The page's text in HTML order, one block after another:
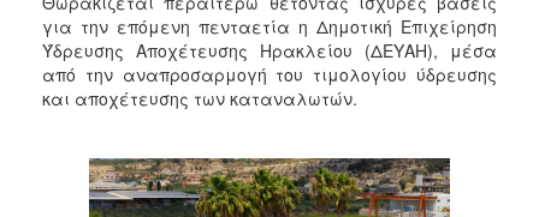
για την επόμενη πενταετία η Δημοτική Επιχείρηση
Ύδρευσης Αποχέτευσης Ηρακλείου (ΔΕΥΑΗ), μέσα
από την αναπροσαρμογή του τιμολογίου ύδρευσης
και αποχέτευσης των καταναλωτών.